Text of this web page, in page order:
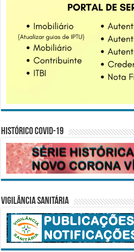
Histórico COVID-19
Vigilância Sanitária